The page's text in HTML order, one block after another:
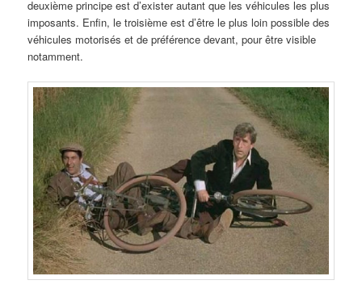
deuxième principe est d’exister autant que les véhicules les plus
imposants. Enfin, le troisième est d’être le plus loin possible des
véhicules motorisés et de préférence devant, pour être visible
notamment.